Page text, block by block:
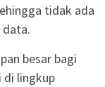
tidak ada
data.
besar bagi
di lingkup